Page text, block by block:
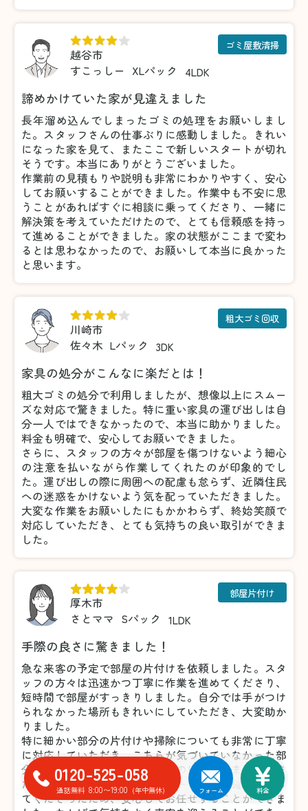
越谷市
すこっしー
XLパック 4LDK
ゴミ屋敷清掃
諦めかけていた家が見違えました
長年溜め込んでしまったゴミの処理をお願いしまし
た。スタッフさんの仕事ぶりに感動しました。きれい
になった家を見て、またここで新しいスタートが切れ
そうです。本当にありがとうございました。
作業前の見積もりや説明も非常にわかりやすく、安心
してお願いすることができました。作業中も不安に思
うことがあればすぐに相談に乗ってくださり、一緒に
解決策を考えていただけたので、とても信頼感を持っ
て進めることができました。家の状態がここまで変わ
るとは思わなかったので、お願いして本当に良かった
と思います。
川崎市
佐々木 Lパック 3DK
粗大ゴミ回収
家具の処分がこんなに楽だとは！
粗大ゴミの処分で利用しましたが、想像以上にスムー
ズな対応で驚きました。特に重い家具の運び出しは自
分一人ではできなかったので、本当に助かりました。
料金も明確で、安心してお願いできました。
さらに、スタッフの方々が部屋を傷つけないよう細心
の注意を払いながら作業してくれたのが印象的でし
た。運び出しの際に周囲への配慮も怠らず、近隣住民
への迷惑をかけないよう気を配っていただきました。
大変な作業をお願いしたにもかかわらず、終始笑顔で
対応していただき、とても気持ちの良い取引ができま
した。
厚木市
さとママ Sパック 1LDK
部屋片付け
手際の良さに驚きました！
急な来客の予定で部屋の片付けを依頼しました。スタ
ッフの方々は迅速かつ丁寧に作業を進めてくださり、
短時間で部屋がすっきりしました。自分では手がつけ
られなかった場所もきれいにしていただき、大変助か
りました。
特に細かい部分の片付けや掃除についても非常に丁寧
に対応していただき、こちらが気づいていなかった部
分まできれいにしてくださったのには驚きました。ま
た、不要品の仕分けについても一つひとつ確認を取っ
てくださったため、安心してお任せすることができま
0120-525-058
通話無料 8:00〜19:00 (年中無休) フォーム 料金